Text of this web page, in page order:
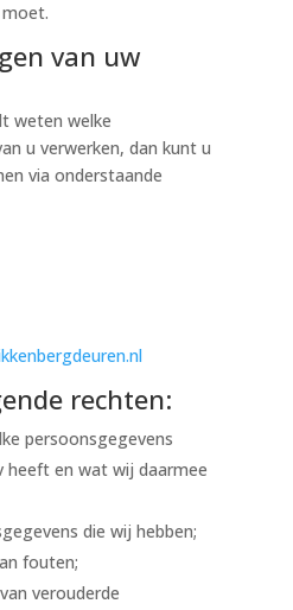
van uw
weten welke
u verwerken, dan kunt u
via onderstaande
rechten:
persoonsgegevens
heeft en wat wij daarmee
die wij hebben;
fouten;
verouderde